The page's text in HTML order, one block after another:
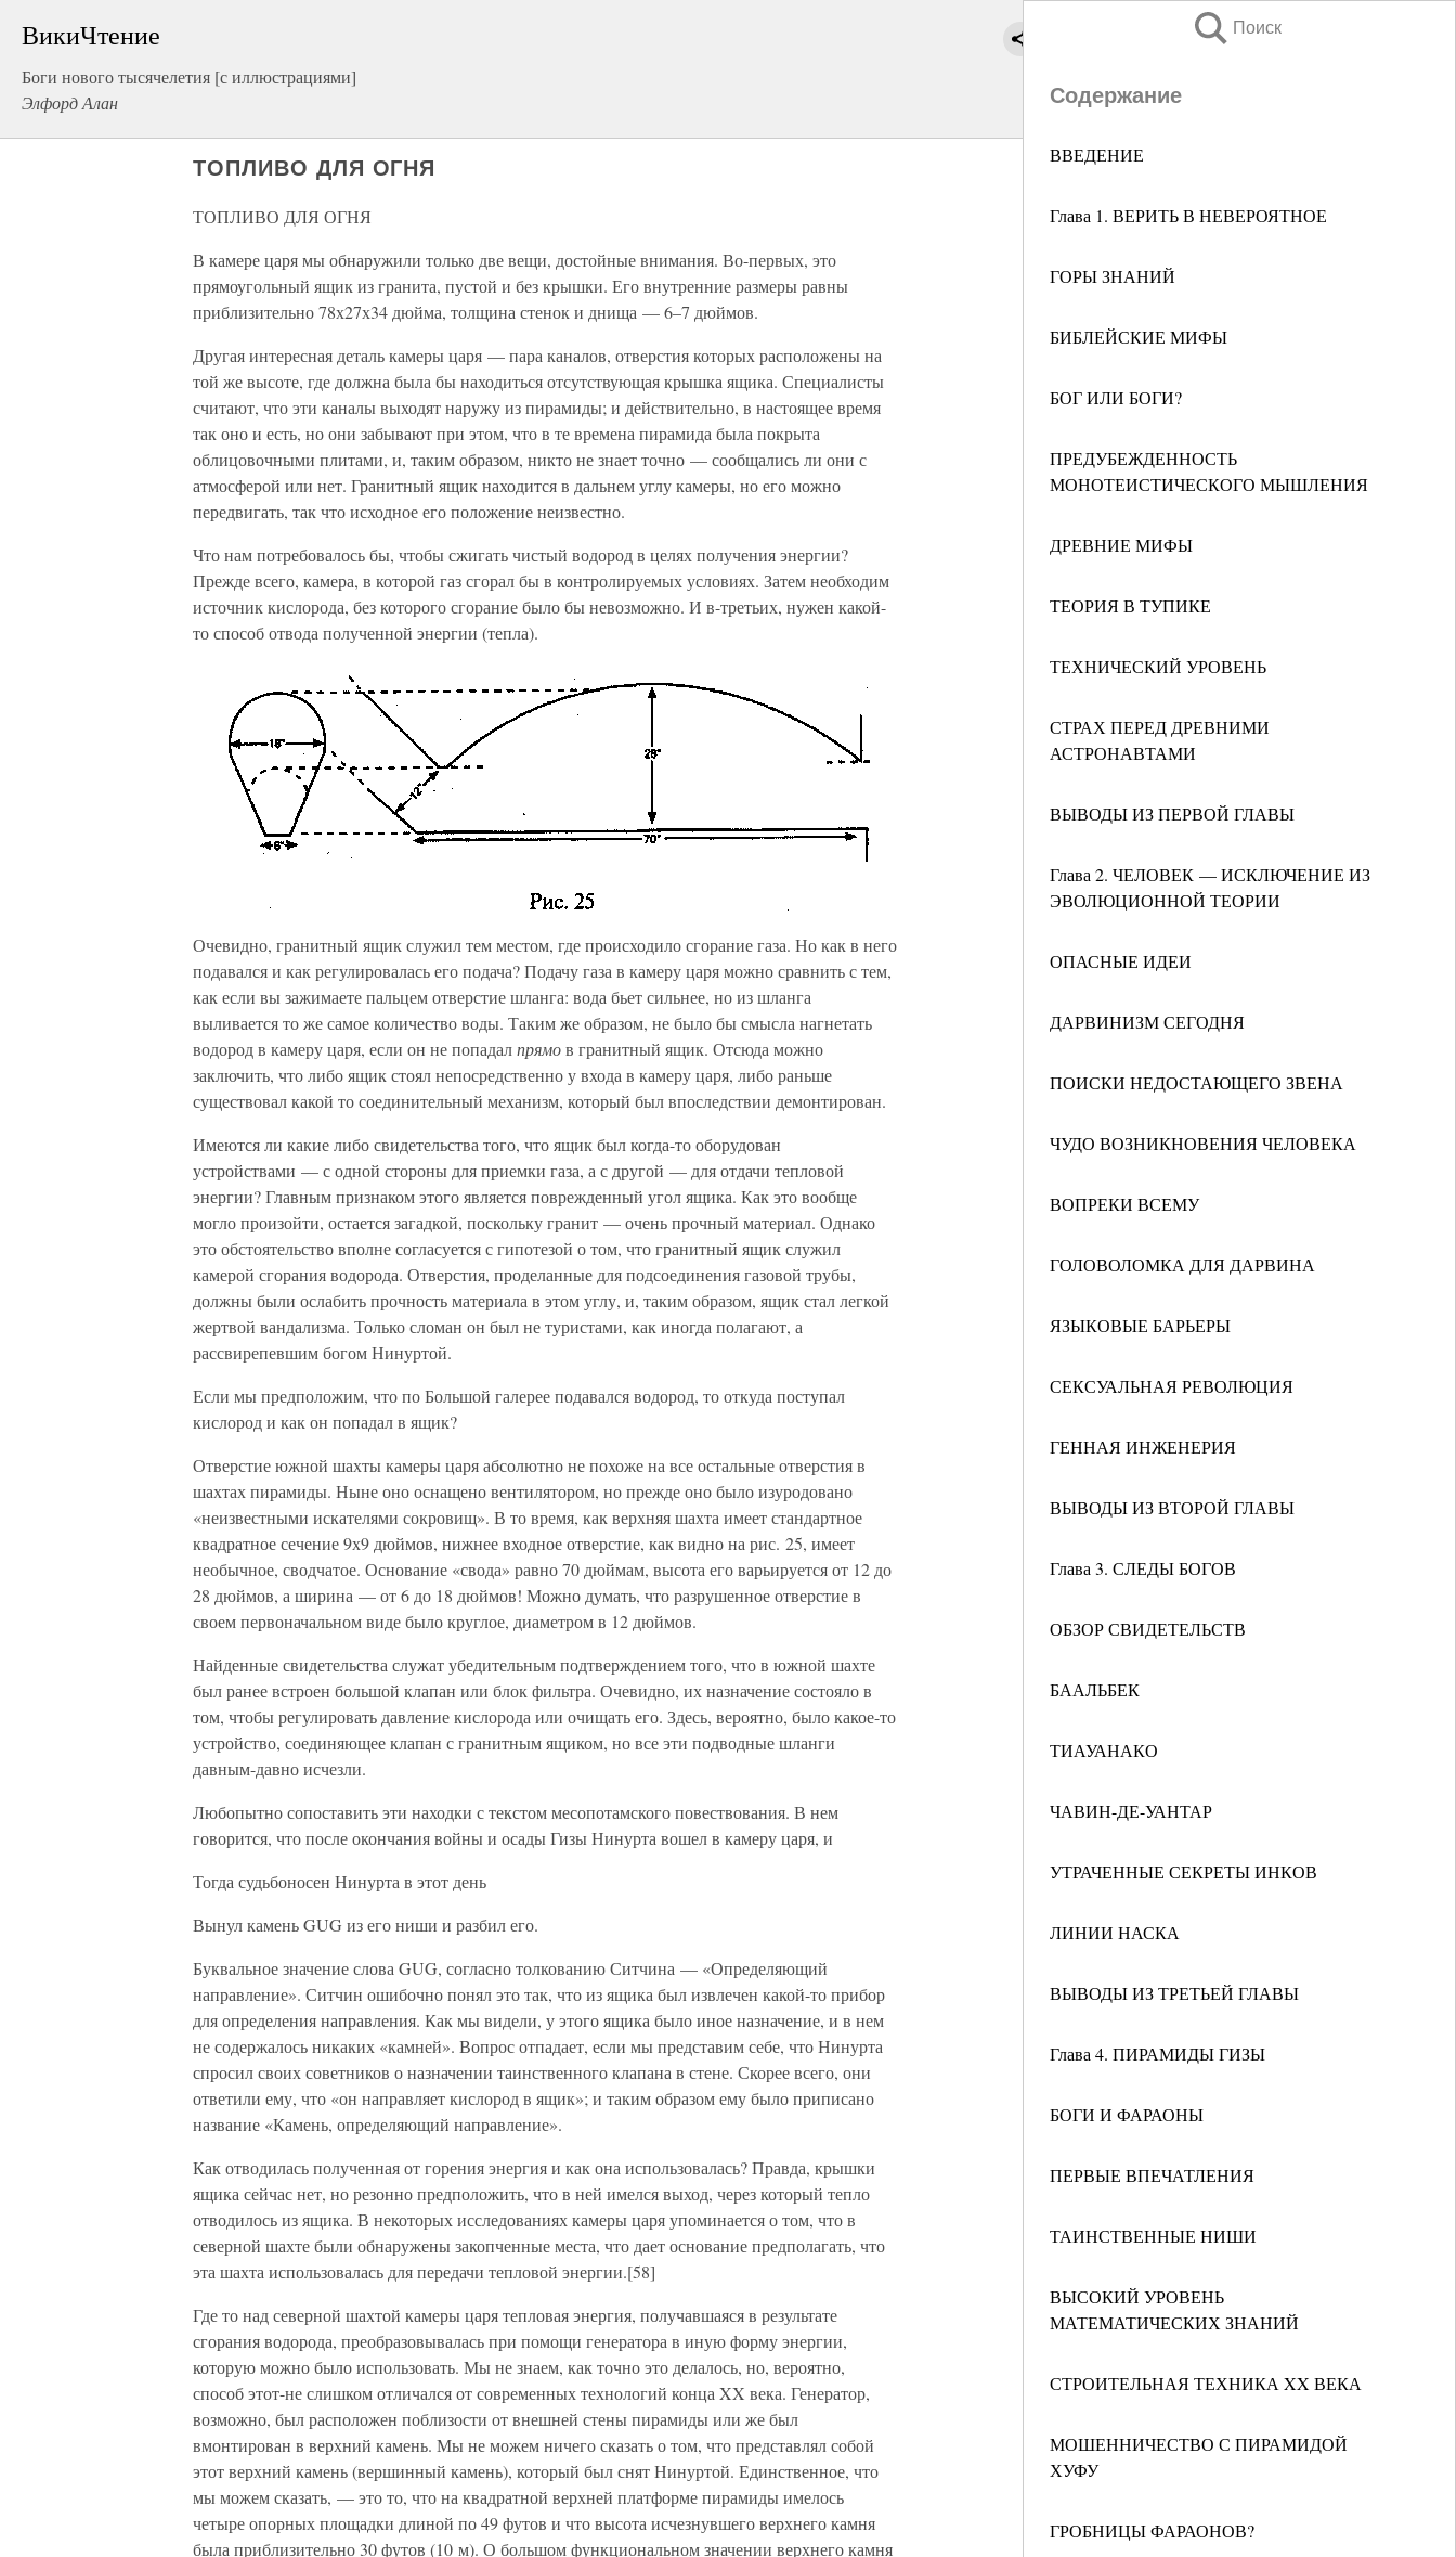
ВикиЧтение
Боги нового тысячелетия [с иллюстрациями]
Элфорд Алан
Поиск
Содержание
ВВЕДЕНИЕ
Глава 1. ВЕРИТЬ В НЕВЕРОЯТНОЕ
ГОРЫ ЗНАНИЙ
БИБЛЕЙСКИЕ МИФЫ
БОГ ИЛИ БОГИ?
ПРЕДУБЕЖДЕННОСТЬ
МОНОТЕИСТИЧЕСКОГО МЫШЛЕНИЯ
ДРЕВНИЕ МИФЫ
ТЕОРИЯ В ТУПИКЕ
ТЕХНИЧЕСКИЙ УРОВЕНЬ
СТРАХ ПЕРЕД ДРЕВНИМИ
АСТРОНАВТАМИ
ВЫВОДЫ ИЗ ПЕРВОЙ ГЛАВЫ
Глава 2. ЧЕЛОВЕК — ИСКЛЮЧЕНИЕ ИЗ
ЭВОЛЮЦИОННОЙ ТЕОРИИ
ОПАСНЫЕ ИДЕИ
ДАРВИНИЗМ СЕГОДНЯ
ПОИСКИ НЕДОСТАЮЩЕГО ЗВЕНА
ЧУДО ВОЗНИКНОВЕНИЯ ЧЕЛОВЕКА
ВОПРЕКИ ВСЕМУ
ГОЛОВОЛОМКА ДЛЯ ДАРВИНА
ЯЗЫКОВЫЕ БАРЬЕРЫ
СЕКСУАЛЬНАЯ РЕВОЛЮЦИЯ
ГЕННАЯ ИНЖЕНЕРИЯ
ВЫВОДЫ ИЗ ВТОРОЙ ГЛАВЫ
Глава 3. СЛЕДЫ БОГОВ
ОБЗОР СВИДЕТЕЛЬСТВ
БААЛЬБЕК
ТИАУАНАКО
ЧАВИН-ДЕ-УАНТАР
УТРАЧЕННЫЕ СЕКРЕТЫ ИНКОВ
ЛИНИИ НАСКА
ВЫВОДЫ ИЗ ТРЕТЬЕЙ ГЛАВЫ
Глава 4. ПИРАМИДЫ ГИЗЫ
БОГИ И ФАРАОНЫ
ПЕРВЫЕ ВПЕЧАТЛЕНИЯ
ТАИНСТВЕННЫЕ НИШИ
ВЫСОКИЙ УРОВЕНЬ
МАТЕМАТИЧЕСКИХ ЗНАНИЙ
СТРОИТЕЛЬНАЯ ТЕХНИКА XX ВЕКА
МОШЕННИЧЕСТВО С ПИРАМИДОЙ
ХУФУ
ГРОБНИЦЫ ФАРАОНОВ?
ТОПЛИВО ДЛЯ ОГНЯ
ТОПЛИВО ДЛЯ ОГНЯ
В камере царя мы обнаружили только две вещи, достойные внимания. Во-первых, это
прямоугольный ящик из гранита, пустой и без крышки. Его внутренние размеры равны
приблизительно 78х27х34 дюйма, толщина стенок и днища — 6–7 дюймов.
Другая интересная деталь камеры царя — пара каналов, отверстия которых расположены на
той же высоте, где должна была бы находиться отсутствующая крышка ящика. Специалисты
считают, что эти каналы выходят наружу из пирамиды; и действительно, в настоящее время
так оно и есть, но они забывают при этом, что в те времена пирамида была покрыта
облицовочными плитами, и, таким образом, никто не знает точно — сообщались ли они с
атмосферой или нет. Гранитный ящик находится в дальнем углу камеры, но его можно
передвигать, так что исходное его положение неизвестно.
Что нам потребовалось бы, чтобы сжигать чистый водород в целях получения энергии?
Прежде всего, камера, в которой газ сгорал бы в контролируемых условиях. Затем необходим
источник кислорода, без которого сгорание было бы невозможно. И в-третьих, нужен какой-
то способ отвода полученной энергии (тепла).
Очевидно, гранитный ящик служил тем местом, где происходило сгорание газа. Но как в него
подавался и как регулировалась его подача? Подачу газа в камеру царя можно сравнить с тем,
как если вы зажимаете пальцем отверстие шланга: вода бьет сильнее, но из шланга
выливается то же самое количество воды. Таким же образом, не было бы смысла нагнетать
водород в камеру царя, если он не попадалпрямов гранитный ящик. Отсюда можно
заключить, что либо ящик стоял непосредственно у входа в камеру царя, либо раньше
существовал какой то соединительный механизм, который был впоследствии демонтирован.
Имеются ли какие либо свидетельства того, что ящик был когда-то оборудован
устройствами — с одной стороны для приемки газа, а с другой — для отдачи тепловой
энергии? Главным признаком этого является поврежденный угол ящика. Как это вообще
могло произойти, остается загадкой, поскольку гранит — очень прочный материал. Однако
это обстоятельство вполне согласуется с гипотезой о том, что гранитный ящик служил
камерой сгорания водорода. Отверстия, проделанные для подсоединения газовой трубы,
должны были ослабить прочность материала в этом углу, и, таким образом, ящик стал легкой
жертвой вандализма. Только сломан он был не туристами, как иногда полагают, а
рассвирепевшим богом Нинуртой.
Если мы предположим, что по Большой галерее подавался водород, то откуда поступал
кислород и как он попадал в ящик?
Отверстие южной шахты камеры царя абсолютно не похоже на все остальные отверстия в
шахтах пирамиды. Ныне оно оснащено вентилятором, но прежде оно было изуродовано
«неизвестными искателями сокровищ». В то время, как верхняя шахта имеет стандартное
квадратное сечение 9х9 дюймов, нижнее входное отверстие, как видно на рис. 25, имеет
необычное, сводчатое. Основание «свода» равно 70 дюймам, высота его варьируется от 12 до
28 дюймов, а ширина — от 6 до 18 дюймов! Можно думать, что разрушенное отверстие в
своем первоначальном виде было круглое, диаметром в 12 дюймов.
Найденные свидетельства служат убедительным подтверждением того, что в южной шахте
был ранее встроен большой клапан или блок фильтра. Очевидно, их назначение состояло в
том, чтобы регулировать давление кислорода или очищать его. Здесь, вероятно, было какое-то
устройство, соединяющее клапан с гранитным ящиком, но все эти подводные шланги
давным-давно исчезли.
Любопытно сопоставить эти находки с текстом месопотамского повествования. В нем
говорится, что после окончания войны и осады Гизы Нинурта вошел в камеру царя, и
Тогда судьбоносен Нинурта в этот день
Вынул камень GUG из его ниши и разбил его.
Буквальное значение слова GUG, согласно толкованию Ситчина — «Определяющий
направление». Ситчин ошибочно понял это так, что из ящика был извлечен какой-то прибор
для определения направления. Как мы видели, у этого ящика было иное назначение, и в нем
не содержалось никаких «камней». Вопрос отпадает, если мы представим себе, что Нинурта
спросил своих советников о назначении таинственного клапана в стене. Скорее всего, они
ответили ему, что «он направляет кислород в ящик»; и таким образом ему было приписано
название «Камень, определяющий направление».
Как отводилась полученная от горения энергия и как она использовалась? Правда, крышки
ящика сейчас нет, но резонно предположить, что в ней имелся выход, через который тепло
отводилось из ящика. В некоторых исследованиях камеры царя упоминается о том, что в
северной шахте были обнаружены закопченные места, что дает основание предполагать, что
эта шахта использовалась для передачи тепловой энергии.[58]
Где то над северной шахтой камеры царя тепловая энергия, получавшаяся в результате
сгорания водорода, преобразовывалась при помощи генератора в иную форму энергии,
которую можно было использовать. Мы не знаем, как точно это делалось, но, вероятно,
способ этот-не слишком отличался от современных технологий конца XX века. Генератор,
возможно, был расположен поблизости от внешней стены пирамиды или же был
вмонтирован в верхний камень. Мы не можем ничего сказать о том, что представлял собой
этот верхний камень (вершинный камень), который был снят Нинуртой. Единственное, что
мы можем сказать, — это то, что на квадратной верхней платформе пирамиды имелось
четыре опорных площадки длиной по 49 футов и что высота исчезнувшего верхнего камня
была приблизительно 30 футов (10 м). О большом функциональном значении верхнего камня